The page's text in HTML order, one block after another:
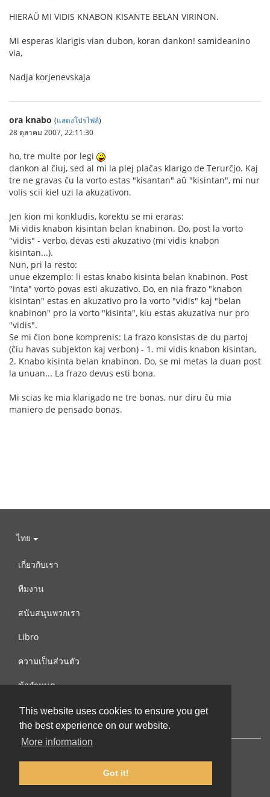
This website uses cookies to ensure you get
the best experience on our website.
More information
Got it!
HIERAŬ MI VIDIS KNABON KISANTE BELAN VIRINON.
Mi esperas klarigis vian dubon, koran dankon! samideanino
via,
Nadja korjenevskaja
ora knabo (แสดงโปรไฟล์)
28 ตุลาคม 2007, 22:11:30
ho, tre multe por legi
dankon al ĉiuj, sed al mi la plej plaĉas klarigo de Terurĉjo. Kaj
tre ne gravas ĉu la vorto estas "kisantan" aŭ "kisintan", mi nur
volis scii kiel uzi la akuzativon.
Jen kion mi konkludis, korektu se mi eraras:
Mi vidis knabon kisintan belan knabinon. Do, post la vorto
"vidis" - verbo, devas esti akuzativo (mi vidis knabon
kisintan...).
Nun, pri la resto:
unue ekzemplo: li estas knabo kisinta belan knabinon. Post
"inta" vorto povas esti akuzativo. Do, en nia frazo "knabon
kisintan" estas en akuzativo pro la vorto "vidis" kaj "belan
knabinon" pro la vorto "kisinta", kiu estas akuzativa nur pro
"vidis".
Se mi ĉion bone komprenis: La frazo konsistas de du partoj
(ĉiu havas subjekton kaj verbon) - 1. mi vidis knabon kisintan,
2. Knabo kisinta belan knabinon. Do, se mi metas la duan post
la unuan... La frazo devus esti bona.
Mi scias ke mia klarigado ne tre bonas, nur diru ĉu mia
maniero de pensado bonas.
ไทย
เกี่ยวกับเรา
ทีมงาน
สนับสนุนพวกเรา
Libro
ความเป็นส่วนตัว
ข้อกำหนด
ติดต่อเรา
© 2002-2026 lernu.net |Impressum